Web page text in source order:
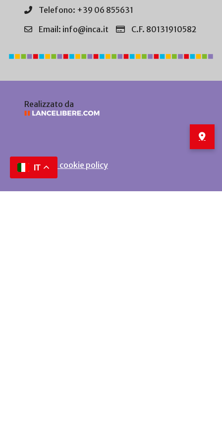
Telefono: +39 06 855631
Email: info@inca.it
C.F. 80131910582
Realizzato da
Privacy e cookie policy
IT